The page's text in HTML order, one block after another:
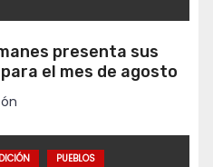
presenta sus
el mes de agosto
PUEBLOS